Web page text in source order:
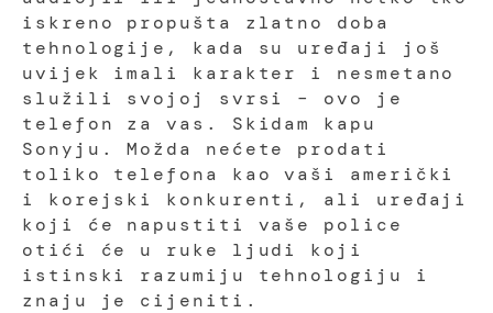
iskreno propušta zlatno doba
tehnologije, kada su uređaji još
uvijek imali karakter i nesmetano
služili svojoj svrsi – ovo je
telefon za vas. Skidam kapu
Sonyju. Možda nećete prodati
toliko telefona kao vaši američki
i korejski konkurenti, ali uređaji
koji će napustiti vaše police
otići će u ruke ljudi koji
istinski razumiju tehnologiju i
znaju je cijeniti.